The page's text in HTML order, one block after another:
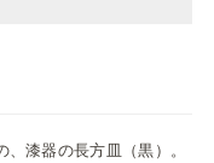
漆器の長方皿（黒）。